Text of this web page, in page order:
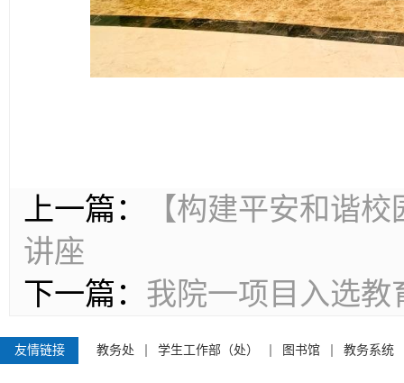
上一篇：
【构建平安和谐
讲座
下一篇： 我院一项目入选教
友情链接 教务处 学生工作部（处） 图书馆 教务系统